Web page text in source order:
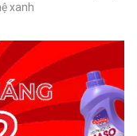
xanh